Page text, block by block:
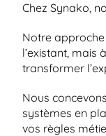
Chez Synako,
Notre
l’existant, mais
transformer
Nous
systèmes en
vos règles